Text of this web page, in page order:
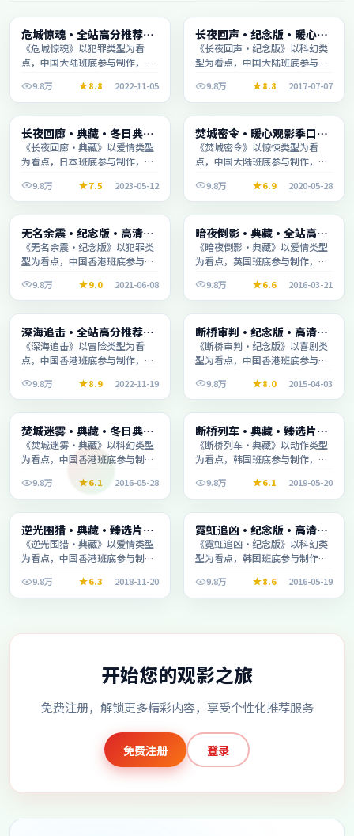
综艺 2:08:43
危城惊魂·全站高分推荐节
奏紧凑值得追看
《危城惊魂》以犯罪类型为看
点，中国大陆班底参与制作，叙
段观看。
9.8万 8.8 2022-11-05
电影 2:19:47
长夜回声·纪念版·暖心观
影季口碑发酵持续升温
《长夜回声·纪念版》以科幻类
型为看点，中国大陆班底参与制
休闲时段观看。
9.8万 8.8 2017-07-07
电视剧 1:38:36
长夜回廊·典藏·冬日典藏
系列温情叙事引人入胜
《长夜回廊·典藏》以爱情类型
为看点，日本班底参与制作，叙
段观看。
9.8万 7.5 2023-05-12
电影 2:05:11
焚城密令·暖心观影季口碑
发酵持续升温
《焚城密令》以惊悚类型为看
点，中国大陆班底参与制作，叙
段观看。
9.8万 6.9 2020-05-28
综艺 1:33:28
无名余震·纪念版·高清完
整收录适合周末一口气刷完
《无名余震·纪念版》以犯罪类
型为看点，中国香港班底参与制
休闲时段观看。
9.8万 9.0 2021-06-08
动漫 2:19:13
暗夜倒影·典藏·全站高分
推荐节奏紧凑值得追看
《暗夜倒影·典藏》以爱情类型
为看点，英国班底参与制作，叙
段观看。
9.8万 6.6 2016-03-21
电影 2:34:25
深海追击·全站高分推荐节
奏紧凑值得追看
《深海追击》以冒险类型为看
点，中国香港班底参与制作，叙
段观看。
9.8万 8.9 2022-11-19
综艺 1:50:52
断桥审判·纪念版·高清完
整收录适合周末一口气刷完
《断桥审判·纪念版》以喜剧类
型为看点，中国香港班底参与制
休闲时段观看。
9.8万 8.0 2015-04-03
综艺 2:10:06
焚城迷雾·典藏·冬日典藏
系列温情叙事引人入胜
《焚城迷雾·典藏》以科幻类型
为看点，中国香港班底参与制
休闲时段观看。
9.8万 6.1 2016-05-28
综艺 2:46:02
断桥列车·典藏·臻选片单
推荐画质清晰观看流畅
《断桥列车·典藏》以动作类型
为看点，韩国班底参与制作，叙
段观看。
9.8万 6.1 2019-05-20
电视剧 1:53:14
逆光围猎·典藏·臻选片单
推荐画质清晰观看流畅
《逆光围猎·典藏》以爱情类型
为看点，中国香港班底参与制
休闲时段观看。
9.8万 6.3 2018-11-20
电影 1:29:28
霓虹追凶·纪念版·高清完
整收录适合周末一口气刷完
《霓虹追凶·纪念版》以科幻类
型为看点，韩国班底参与制作，
时段观看。
9.8万 8.6 2016-05-19
开始您的观影之旅
免费注册，解锁更多精彩内容，享受个性化推荐服务
免费注册 登录